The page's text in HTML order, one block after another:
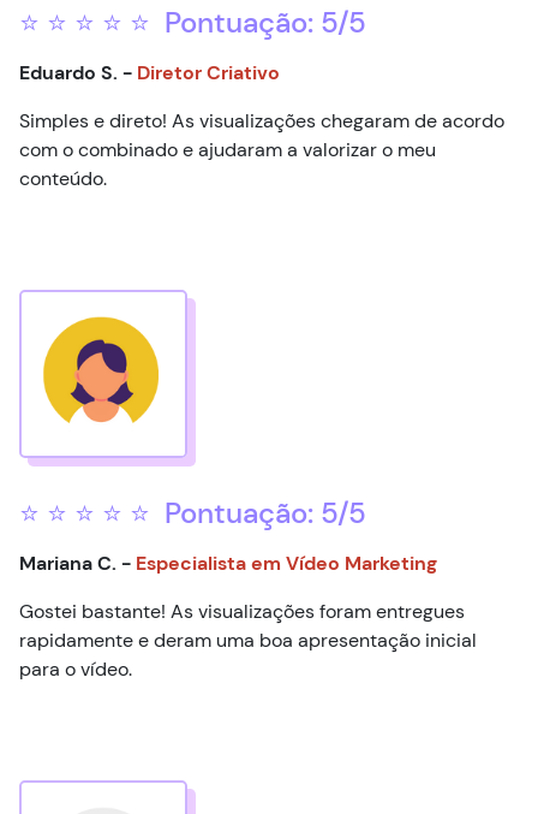
⭐ ⭐ ⭐ ⭐ ⭐ Pontuação: 5/5
Eduardo S. - Diretor Criativo
Simples e direto! As visualizações chegaram de acordo
com o combinado e ajudaram a valorizar o meu
conteúdo.
⭐ ⭐ ⭐ ⭐ ⭐ Pontuação: 5/5
Mariana C. - Especialista em Vídeo Marketing
Gostei bastante! As visualizações foram entregues
rapidamente e deram uma boa apresentação inicial
para o vídeo.